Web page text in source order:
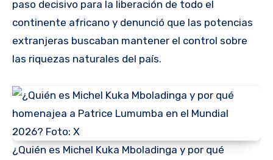
paso decisivo para la liberación de todo el
continente africano y denunció que las potencias
extranjeras buscaban mantener el control sobre
las riquezas naturales del país.
¿Quién es Michel Kuka Mboladinga y por qué